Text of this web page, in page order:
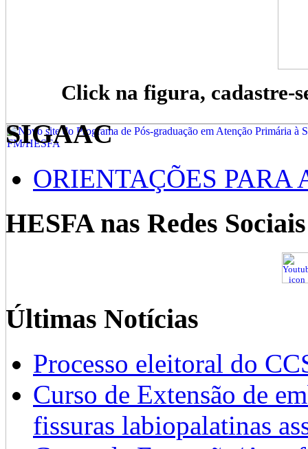
Click na figura, cadastre-
SIGAAC
ORIENTAÇÕES PARA
HESFA nas Redes Sociais
Últimas Notícias
Processo eleitoral do
Curso de Extensão de
fissuras labiopalatinas